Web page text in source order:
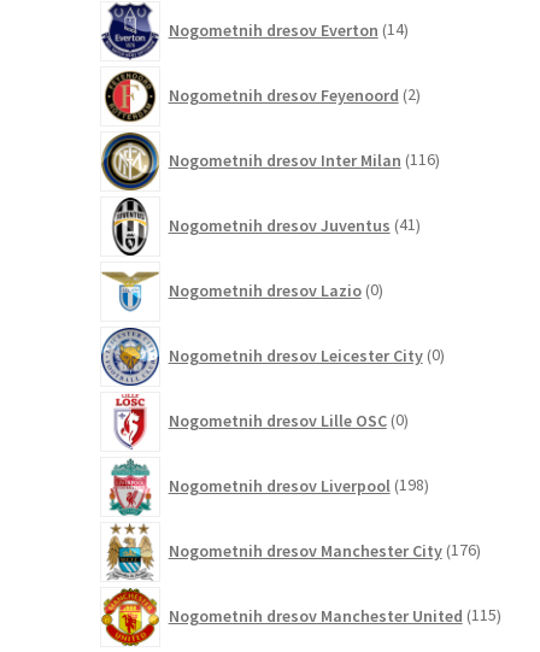
Nogometnih dresov Everton 14izdelkov
Nogometnih dresov Feyenoord 2izdelka
Nogometnih dresov Inter Milan 116izdelkov
Nogometnih dresov Juventus 41izdelkov
Nogometnih dresov Lazio 0izdelkov
Nogometnih dresov Leicester City 0izdelkov
Nogometnih dresov Lille OSC 0izdelkov
Nogometnih dresov Liverpool 198izdelkov
Nogometnih dresov Manchester City 176izdelkov
Nogometnih dresov Manchester United 115